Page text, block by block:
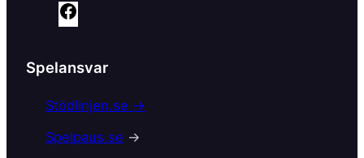
e
b
o
Spelansvar
Stödlinjen.se →
Spelpaus.se →